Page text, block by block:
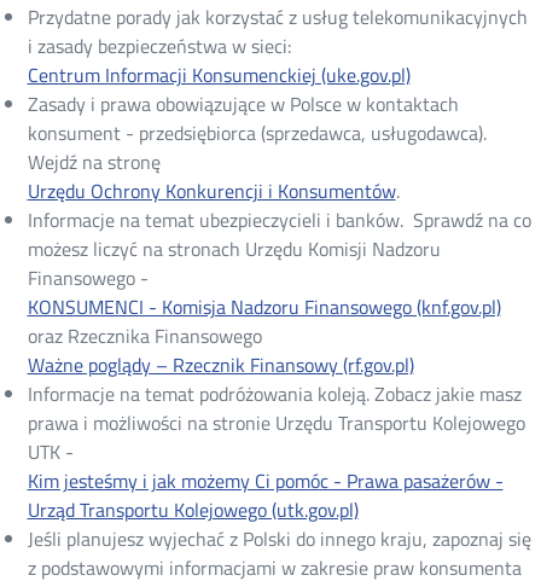
Przydatne porady jak korzystać z usług telekomunikacyjnych
i zasady bezpieczeństwa w sieci:
Centrum Informacji Konsumenckiej (uke.gov.pl)
Zasady i prawa obowiązujące w Polsce w kontaktach
konsument - przedsiębiorca (sprzedawca, usługodawca).
Wejdź na stronę
Urzędu Ochrony Konkurencji i Konsumentów.
Informacje na temat ubezpieczycieli i banków. Sprawdź na co
możesz liczyć na stronach Urzędu Komisji Nadzoru
Finansowego -
KONSUMENCI - Komisja Nadzoru Finansowego (knf.gov.pl)
oraz Rzecznika Finansowego
Ważne poglądy – Rzecznik Finansowy (rf.gov.pl)
Informacje na temat podróżowania koleją. Zobacz jakie masz
prawa i możliwości na stronie Urzędu Transportu Kolejowego
UTK -
Kim jesteśmy i jak możemy Ci pomóc - Prawa pasażerów -
Urząd Transportu Kolejowego (utk.gov.pl)
Jeśli planujesz wyjechać z Polski do innego kraju, zapoznaj się
z podstawowymi informacjami w zakresie praw konsumenta